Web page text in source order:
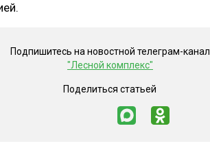
Подпишитесь на новостной телеграм-канал
"Лесной комплекс"
Поделиться статьей